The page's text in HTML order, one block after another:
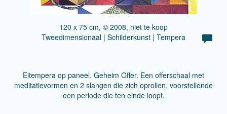
120 x 75 cm, © 2008, niet te koop
Tweedimensionaal | Schilderkunst | Tempera
Eitempera op paneel. Geheim Offer. Een offerschaal met
meditatievormen en 2 slangen die zich oprollen, voorstellende
een periode die ten einde loopt.